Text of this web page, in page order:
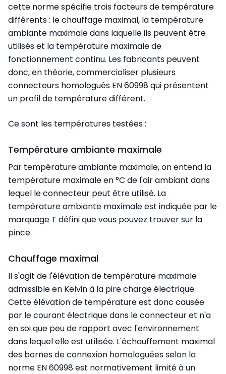
cette norme spécifie trois facteurs de température
différents : le chauffage maximal, la température
ambiante maximale dans laquelle ils peuvent être
utilisés et la température maximale de
fonctionnement continu. Les fabricants peuvent
donc, en théorie, commercialiser plusieurs
connecteurs homologués EN 60998 qui présentent
un profil de température différent.
Ce sont les températures testées :
Température ambiante maximale
Par température ambiante maximale, on entend la
température maximale en °C de l'air ambiant dans
lequel le connecteur peut être utilisé. La
température ambiante maximale est indiquée par le
marquage T défini que vous pouvez trouver sur la
pince.
Chauffage maximal
Il s'agit de l'élévation de température maximale
admissible en Kelvin à la pire charge électrique.
Cette élévation de température est donc causée
par le courant électrique dans le connecteur et n'a
en soi que peu de rapport avec l'environnement
dans lequel elle est utilisée. L'échauffement maximal
des bornes de connexion homologuées selon la
norme EN 60998 est normativement limité à un